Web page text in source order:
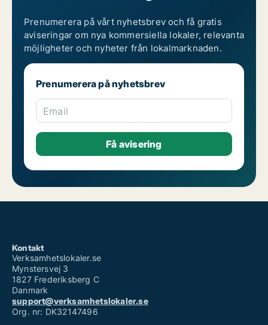
Prenumerera på vårt nyhetsbrev och få gratis
aviseringar om nya kommersiella lokaler, relevanta
möjligheter och nyheter från lokalmarknaden.
Prenumerera på nyhetsbrev
Email
Kontakt
Verksamhetslokaler.se
Mynstersvej 3
1827 Frederiksberg C
Danmark
support@verksamhetslokaler.se
Org. nr: DK32147496